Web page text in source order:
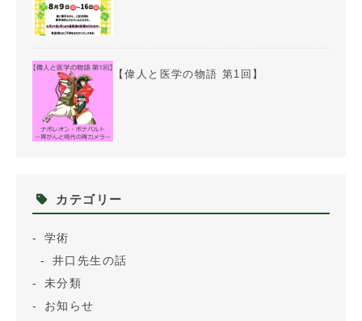
【偉人と医学の物語 第1回】
カテゴリー
学術
井口先生の話
未分類
お知らせ